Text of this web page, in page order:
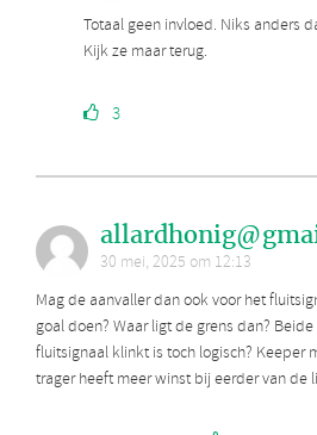
Totaal geen invloed. Niks anders
Kijk ze maar terug.
3
30 mei, 2025 om 12:13
Mag de aanvaller dan ook voor het
goal doen? Waar ligt de grens dan?
fluitsignaal klinkt is toch logisch? Keeper
trager heeft meer winst bij eerder van de